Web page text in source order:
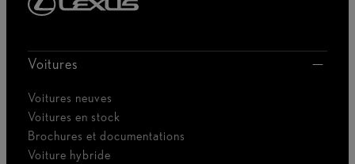
Voitures
Voitures neuves
Voitures en stock
Brochures et documentations
Voiture hybride